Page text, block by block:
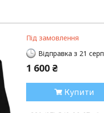
Під замовлення
Відправка з 21
1 600 ₴
Купити